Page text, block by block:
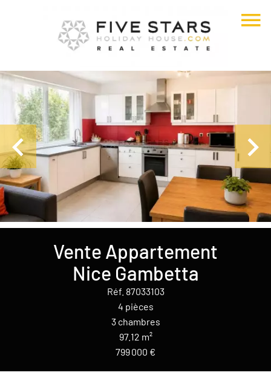
Vente Appartement
Nice Gambetta
Réf. 87033103
4 pièces
3 chambres
97.12 m²
799 000 €